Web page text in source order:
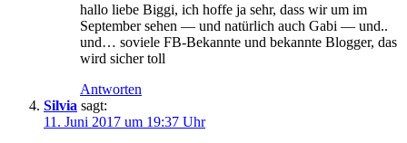
hallo liebe Biggi, ich hoffe ja sehr, dass wir um im
September sehen — und natürlich auch Gabi — und..
und… soviele FB-Bekannte und bekannte Blogger, das
wird sicher toll
Antworten
Silvia sagt:
11. Juni 2017 um 19:37 Uhr